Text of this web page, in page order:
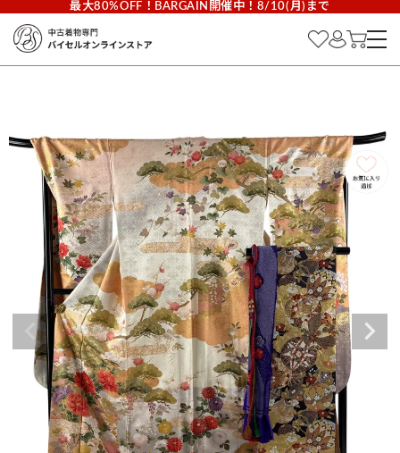
最大80%OFF！BARGAIN開催中！8/10(月)まで